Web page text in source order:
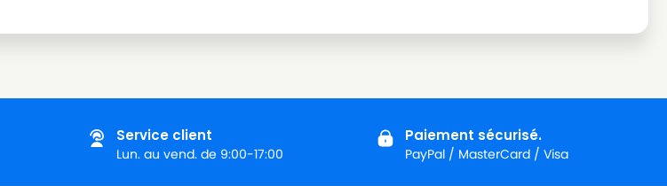
Service client
Lun. au vend. de 9:00-17:00
Paiement sécurisé.
PayPal / MasterCard / Visa